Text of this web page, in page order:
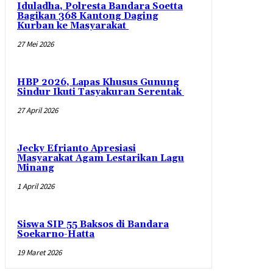
Iduladha, Polresta Bandara Soetta
Bagikan 368 Kantong Daging
Kurban ke Masyarakat
27 Mei 2026
HBP 2026, Lapas Khusus Gunung
Sindur Ikuti Tasyakuran Serentak
27 April 2026
Jecky Efrianto Apresiasi
Masyarakat Agam Lestarikan Lagu
Minang
1 April 2026
Siswa SIP 55 Baksos di Bandara
Soekarno-Hatta
19 Maret 2026